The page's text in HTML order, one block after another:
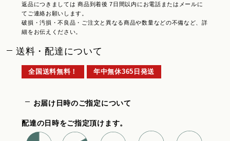
返品につきましては 商品到着後 7日間以内にお電話またはメールに
てご連絡お願いします。
破損・汚損・不良品・ご注文と異なる商品や数量などの不備など、詳
細をお伝えください。
送料・配達について
全国送料無料！ 年中無休365日発送
お届け日時のご指定について
配達の日時をご指定頂けます。